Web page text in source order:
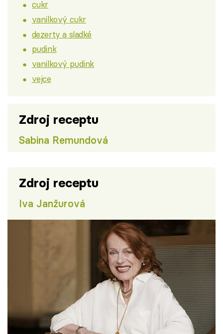
cukr
vanilkový cukr
dezerty a sladké
pudink
vanilkový pudink
vejce
Zdroj receptu
Sabina Remundová
Zdroj receptu
Iva Janžurová